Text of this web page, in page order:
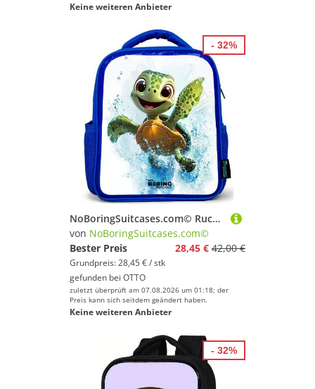
Keine weiteren Anbieter
NoBoringSuitcases.com© Rucksack Blau - Schildkröte - Wasser - Grün, Kinderrucksack, Schulrucksack, Freizeitrucksack, Jungen, Kindergarten
von NoBoringSuitcases.com©
Bester Preis
28,45 € 42,00 €
Grundpreis: 28,45 € / stk
gefunden bei OTTO
zuletzt überprüft am 07.08.2026 um 01:18; der
Preis kann sich seitdem geändert haben.
Keine weiteren Anbieter
- 32%
- 32%